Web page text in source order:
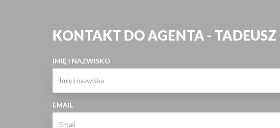
KONTAKT DO AGENTA -
IMIĘ I NAZWISKO
EMAIL